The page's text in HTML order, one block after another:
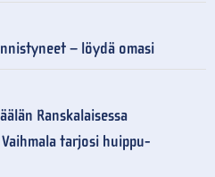
– löydä omasi
Ranskalaisessa
tarjosi huippu-